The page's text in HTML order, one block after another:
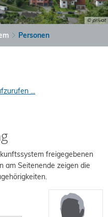
© privat
Personen
...
freigegebenen
am Seitenende zeigen die